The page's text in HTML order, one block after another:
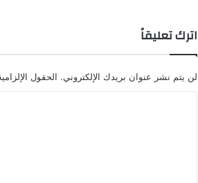
اترك تعليقاً
لن يتم نشر عنوان بريدك الإلكتروني. الحقول